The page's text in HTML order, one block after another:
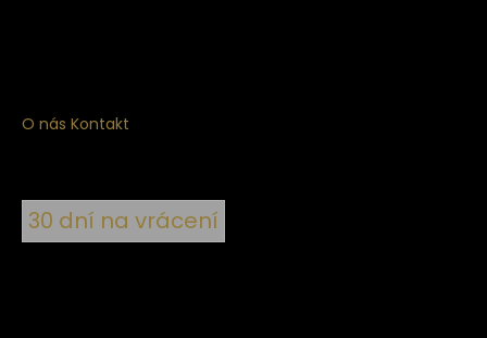
O nás Kontakt
30 dní na vrácení